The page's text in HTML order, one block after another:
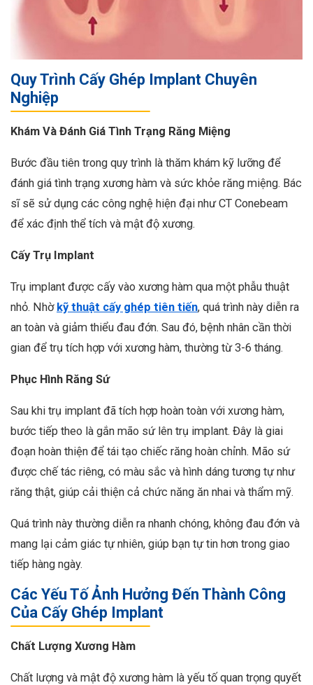
Quy Trình Cấy Ghép Implant Chuyên
Nghiệp
Khám Và Đánh Giá Tình Trạng Răng Miệng
Bước đầu tiên trong quy trình là thăm khám kỹ lưỡng để
đánh giá tình trạng xương hàm và sức khỏe răng miệng. Bác
sĩ sẽ sử dụng các công nghệ hiện đại như CT Conebeam
để xác định thể tích và mật độ xương.
Cấy Trụ Implant
Trụ implant được cấy vào xương hàm qua một phẫu thuật
nhỏ. Nhờ kỹ thuật cấy ghép tiên tiến, quá trình này diễn ra
an toàn và giảm thiểu đau đớn. Sau đó, bệnh nhân cần thời
gian để trụ tích hợp với xương hàm, thường từ 3-6 tháng.
Phục Hình Răng Sứ
Sau khi trụ implant đã tích hợp hoàn toàn với xương hàm,
bước tiếp theo là gắn mão sứ lên trụ implant. Đây là giai
đoạn hoàn thiện để tái tạo chiếc răng hoàn chỉnh. Mão sứ
được chế tác riêng, có màu sắc và hình dáng tương tự như
răng thật, giúp cải thiện cả chức năng ăn nhai và thẩm mỹ.
Quá trình này thường diễn ra nhanh chóng, không đau đớn và
mang lại cảm giác tự nhiên, giúp bạn tự tin hơn trong giao
tiếp hàng ngày.
Các Yếu Tố Ảnh Hưởng Đến Thành Công
Của Cấy Ghép Implant
Chất Lượng Xương Hàm
Chất lượng và mật độ xương hàm là yếu tố quan trọng quyết